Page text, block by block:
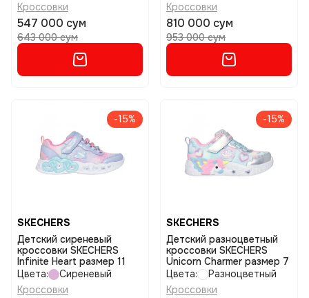
Кроссовки
547 000 сум
643 000 сум
Кроссовки
810 000 сум
953 000 сум
-15%
SKECHERS
Детский сиреневый
кроссовки SKECHERS
Infinite Heart размер 11
Цвета:
Сиреневый
Кроссовки
-15%
SKECHERS
Детский разноцветный
кроссовки SKECHERS
Unicorn Charmer размер 7
Цвета:
Разноцветный
Кроссовки